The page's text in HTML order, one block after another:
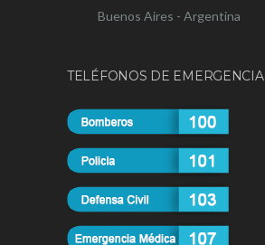
Buenos Aires - Argentina
TELÉFONOS DE EMERGENCIA